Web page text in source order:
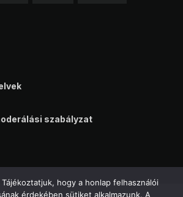
szabályzat
hogy a honlap felhasználói
érdekében sütiket alkalmazunk. A